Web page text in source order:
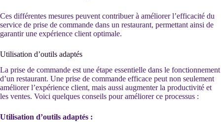
Ces différentes mesures peuvent contribuer à améliorer l’efficacité du
service de prise de commande dans un restaurant, permettant ainsi de
garantir une expérience client optimale.
Utilisation d’outils adaptés
La prise de commande est une étape essentielle dans le fonctionnement
d’un restaurant. Une prise de commande efficace peut non seulement
améliorer l’expérience client, mais aussi augmenter la productivité et
les ventes. Voici quelques conseils pour améliorer ce processus :
Utilisation d’outils adaptés :